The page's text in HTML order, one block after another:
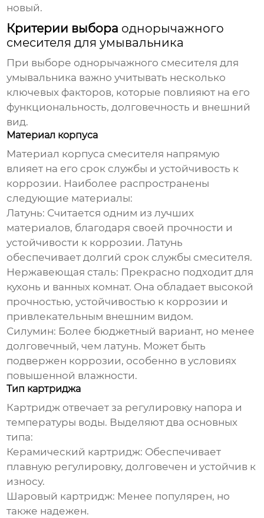
новый.
Критерии выбора однорычажного
смесителя для умывальника
При выборе однорычажного смесителя для
умывальника важно учитывать несколько
ключевых факторов, которые повлияют на его
функциональность, долговечность и внешний
вид.
Материал корпуса
Материал корпуса смесителя напрямую
влияет на его срок службы и устойчивость к
коррозии. Наиболее распространены
следующие материалы:
Латунь: Считается одним из лучших
материалов, благодаря своей прочности и
устойчивости к коррозии. Латунь
обеспечивает долгий срок службы смесителя.
Нержавеющая сталь: Прекрасно подходит для
кухонь и ванных комнат. Она обладает высокой
прочностью, устойчивостью к коррозии и
привлекательным внешним видом.
Силумин: Более бюджетный вариант, но менее
долговечный, чем латунь. Может быть
подвержен коррозии, особенно в условиях
повышенной влажности.
Тип картриджа
Картридж отвечает за регулировку напора и
температуры воды. Выделяют два основных
типа:
Керамический картридж: Обеспечивает
плавную регулировку, долговечен и устойчив к
износу.
Шаровый картридж: Менее популярен, но
также надежен.